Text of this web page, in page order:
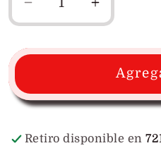
Reducir
cantidad
para
Vegigante
Madera
Aumentar
cantidad
Dije
Madera
Retiro disponible en